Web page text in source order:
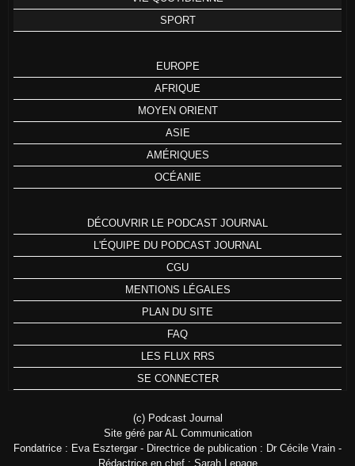
SPORT
EUROPE
AFRIQUE
MOYEN ORIENT
ASIE
AMÉRIQUES
OCÉANIE
DÉCOUVRIR LE PODCAST JOURNAL
L'ÉQUIPE DU PODCAST JOURNAL
CGU
MENTIONS LÉGALES
PLAN DU SITE
FAQ
LES FLUX RRS
SE CONNECTER
(c) Podcast Journal
Site géré par AL Communication
Fondatrice : Eva Esztergar - Directrice de publication : Dr Cécile Vrain -
Rédactrice en chef : Sarah Lepage